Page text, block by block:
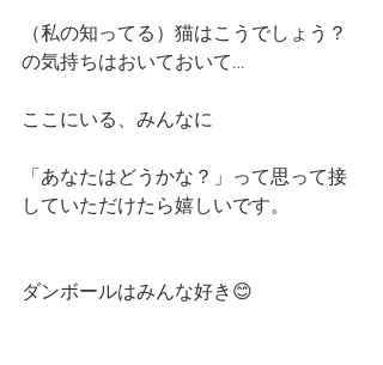
（私の知ってる）猫はこうでしょう？
の気持ちはおいておいて…
ここにいる、みんなに
「あなたはどうかな？」って思って接
していただけたら嬉しいです。
ダンボールはみんな好き😊